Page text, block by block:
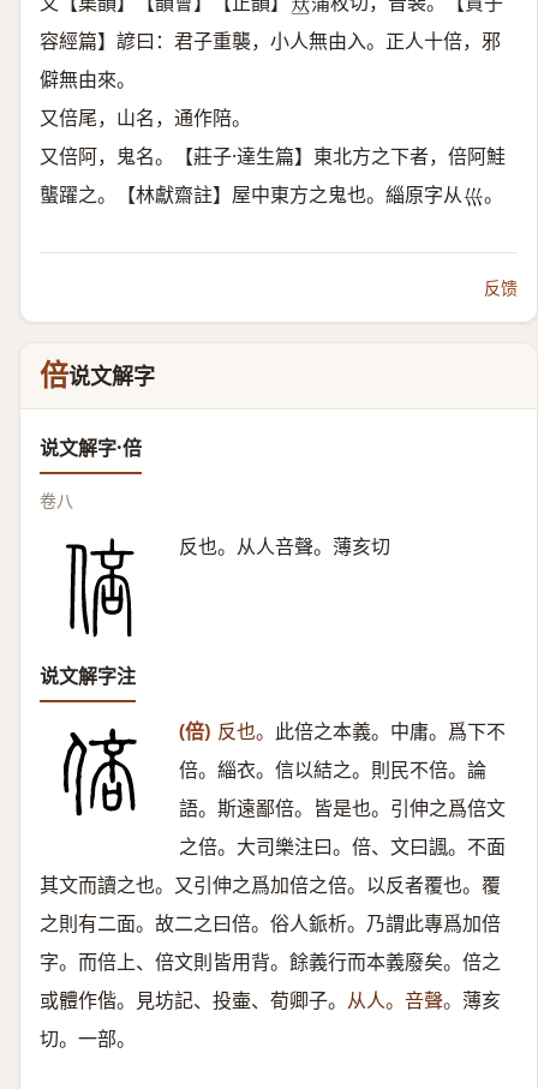
𠀤
容經篇】諺曰：君子重襲，小人無由入。正人十倍，邪
僻無由來。
又倍尾，山名，通作陪。
又倍阿，鬼名。【莊子·達生篇】東北方之下者，倍阿鮭
蠪躍之。【林獻齋註】屋中東方之鬼也。緇原字从𡿧 。
反馈
倍说文解字
说文解字·倍
卷八
反也。从人咅聲。薄亥切
说文解字注
(倍) 反也。 此倍之本義。中庸。爲下不
倍。緇衣。信以結之。則民不倍。論
語。斯遠鄙倍。皆是也。引伸之爲倍文
之倍。大司樂注曰。倍、文曰諷。不面
其文而讀之也。又引伸之爲加倍之倍。以反者覆也。覆
之則有二面。故二之曰倍。俗人䤨析。乃謂此專爲加倍
字。而倍上、倍文則皆用背。餘義行而本義廢矣。倍之
或體作偕。見坊記、投壷、荀卿子。 从人。咅聲。 薄亥
切。一部。